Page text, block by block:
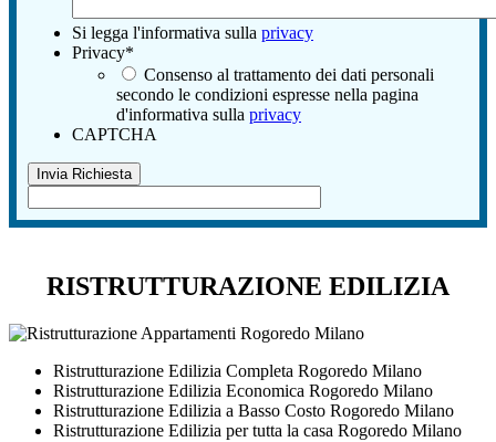
Si legga l'informativa sulla privacy
Privacy*
Consenso al trattamento dei dati personali
secondo le condizioni espresse nella pagina
d'informativa sulla privacy
CAPTCHA
RISTRUTTURAZIONE EDILIZIA
Ristrutturazione Edilizia Completa Rogoredo Milano
Ristrutturazione Edilizia Economica Rogoredo Milano
Ristrutturazione Edilizia a Basso Costo Rogoredo Milano
Ristrutturazione Edilizia per tutta la casa Rogoredo Milano